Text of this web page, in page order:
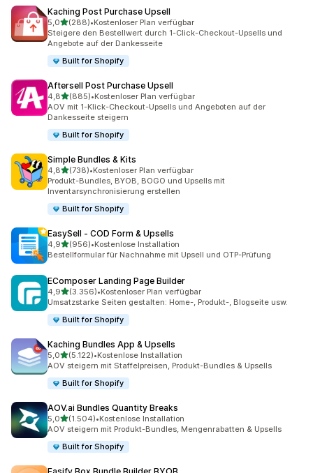
Kaching Post Purchase Upsell
5,0von 5 Sternen
(288)
288 Rezensionen insgesamt
•Kostenloser Plan verfügbar
Steigere den Bestellwert durch 1-Click-Checkout-Upsells und
Angebote auf der Dankesseite
Built for Shopify
Aftersell Post Purchase Upsell
4,8von 5 Sternen
(885)
885 Rezensionen insgesamt
•Kostenloser Plan verfügbar
AOV mit 1-Klick-Checkout-Upsells und Angeboten auf der
Dankesseite steigern
Built for Shopify
Simple Bundles & Kits
4,8von 5 Sternen
(738)
738 Rezensionen insgesamt
•Kostenloser Plan verfügbar
Produkt-Bundles, BYOB, BOGO und Upsells mit
Inventarsynchronisierung erstellen
Built for Shopify
EasySell ‑ COD Form & Upsells
4,9von 5 Sternen
(956)
956 Rezensionen insgesamt
•Kostenlose Installation
Bestellformular für Nachnahme mit Upsell und OTP-Prüfung
EComposer Landing Page Builder
4,9von 5 Sternen
(3.356)
3356 Rezensionen insgesamt
•Kostenloser Plan verfügbar
Umsatzstarke Seiten gestalten: Home-, Produkt-, Blogseite usw.
Built for Shopify
Kaching Bundles App & Upsells
5,0von 5 Sternen
(5.122)
5122 Rezensionen insgesamt
•Kostenlose Installation
AOV steigern mit Staffelpreisen, Produkt-Bundles & Upsells
Built for Shopify
AOV.ai Bundles Quantity Breaks
5,0von 5 Sternen
(1.504)
1504 Rezensionen insgesamt
•Kostenlose Installation
AOV steigern mit Produkt-Bundles, Mengenrabatten & Upsells
Built for Shopify